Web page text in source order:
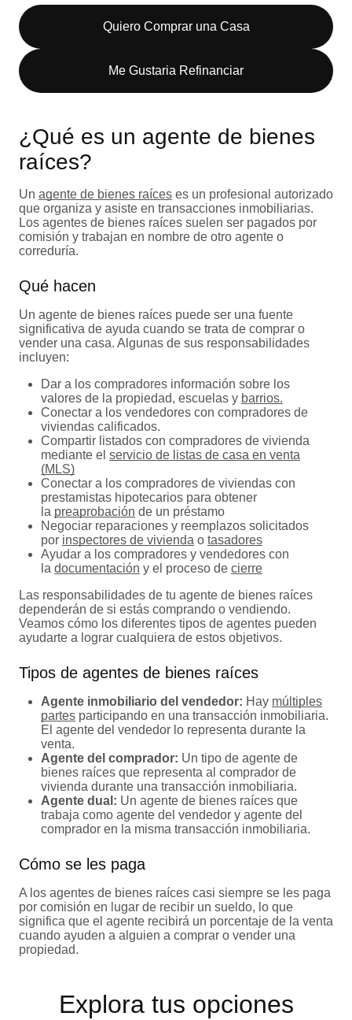
Quiero Comprar una Casa
Me Gustaria Refinanciar
¿Qué es un agente de bienes
raíces?
Un agente de bienes raíces es un profesional autorizado
que organiza y asiste en transacciones inmobiliarias.
Los agentes de bienes raíces suelen ser pagados por
comisión y trabajan en nombre de otro agente o
correduría.
Qué hacen
Un agente de bienes raíces puede ser una fuente
significativa de ayuda cuando se trata de comprar o
vender una casa. Algunas de sus responsabilidades
incluyen:
Dar a los compradores información sobre los
valores de la propiedad, escuelas y barrios.
Conectar a los vendedores con compradores de
viviendas calificados.
Compartir listados con compradores de vivienda
mediante el servicio de listas de casa en venta
(MLS)
Conectar a los compradores de viviendas con
prestamistas hipotecarios para obtener
la preaprobación de un préstamo
Negociar reparaciones y reemplazos solicitados
por inspectores de vivienda o tasadores
Ayudar a los compradores y vendedores con
la documentación y el proceso de cierre
Las responsabilidades de tu agente de bienes raíces
dependerán de si estás comprando o vendiendo.
Veamos cómo los diferentes tipos de agentes pueden
ayudarte a lograr cualquiera de estos objetivos.
Tipos de agentes de bienes raíces
Agente inmobiliario del vendedor: Hay múltiples
partes participando en una transacción inmobiliaria.
El agente del vendedor lo representa durante la
venta.
Agente del comprador: Un tipo de agente de
bienes raíces que representa al comprador de
vivienda durante una transacción inmobiliaria.
Agente dual : Un agente de bienes raíces que
trabaja como agente del vendedor y agente del
comprador en la misma transacción inmobiliaria.
Cómo se les paga
A los agentes de bienes raíces casi siempre se les paga
por comisión en lugar de recibir un sueldo, lo que
significa que el agente recibirá un porcentaje de la venta
cuando ayuden a alguien a comprar o vender una
propiedad.
Explora tus opciones